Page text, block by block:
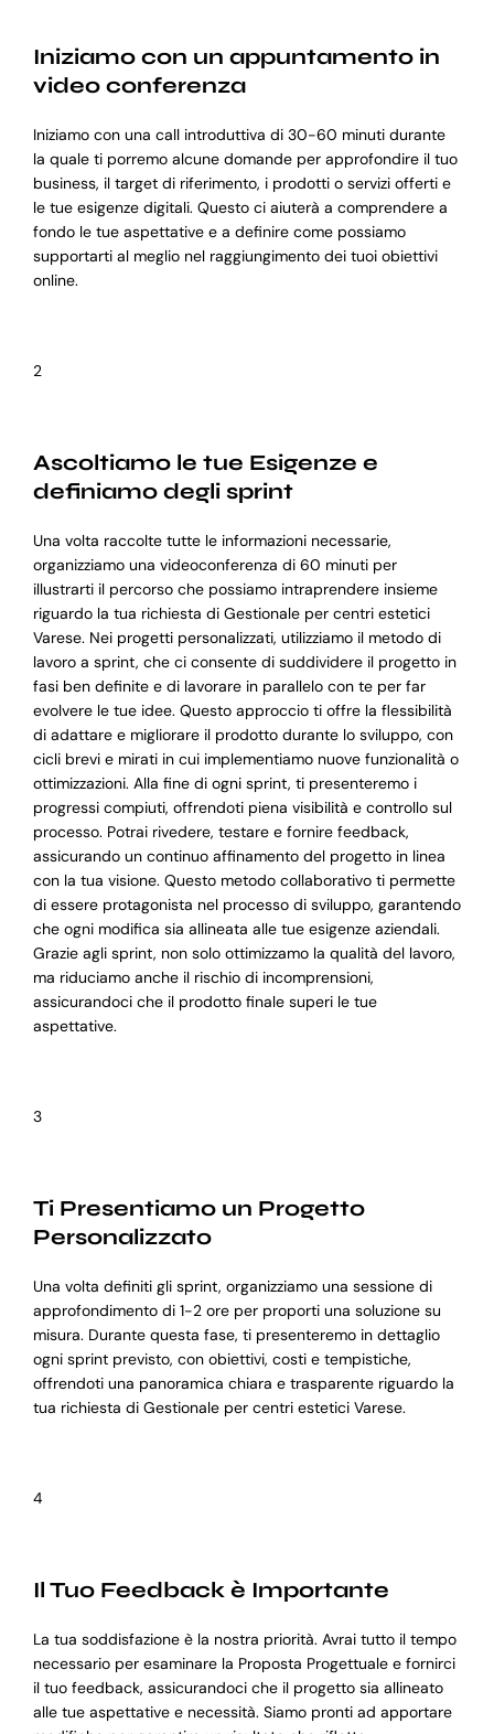
Iniziamo con un appuntamento in
video conferenza
Iniziamo con una call introduttiva di 30-60 minuti durante
la quale ti porremo alcune domande per approfondire il tuo
business, il target di riferimento, i prodotti o servizi offerti e
le tue esigenze digitali. Questo ci aiuterà a comprendere a
fondo le tue aspettative e a definire come possiamo
supportarti al meglio nel raggiungimento dei tuoi obiettivi
online.
2
Ascoltiamo le tue Esigenze e
definiamo degli sprint
Una volta raccolte tutte le informazioni necessarie,
organizziamo una videoconferenza di 60 minuti per
illustrarti il percorso che possiamo intraprendere insieme
riguardo la tua richiesta di Gestionale per centri estetici
Varese. Nei progetti personalizzati, utilizziamo il metodo di
lavoro a sprint, che ci consente di suddividere il progetto in
fasi ben definite e di lavorare in parallelo con te per far
evolvere le tue idee. Questo approccio ti offre la flessibilità
di adattare e migliorare il prodotto durante lo sviluppo, con
cicli brevi e mirati in cui implementiamo nuove funzionalità o
ottimizzazioni. Alla fine di ogni sprint, ti presenteremo i
progressi compiuti, offrendoti piena visibilità e controllo sul
processo. Potrai rivedere, testare e fornire feedback,
assicurando un continuo affinamento del progetto in linea
con la tua visione. Questo metodo collaborativo ti permette
di essere protagonista nel processo di sviluppo, garantendo
che ogni modifica sia allineata alle tue esigenze aziendali.
Grazie agli sprint, non solo ottimizzamo la qualità del lavoro,
ma riduciamo anche il rischio di incomprensioni,
assicurandoci che il prodotto finale superi le tue
aspettative.
3
Ti Presentiamo un Progetto
Personalizzato
Una volta definiti gli sprint, organizziamo una sessione di
approfondimento di 1-2 ore per proporti una soluzione su
misura. Durante questa fase, ti presenteremo in dettaglio
ogni sprint previsto, con obiettivi, costi e tempistiche,
offrendoti una panoramica chiara e trasparente riguardo la
tua richiesta di Gestionale per centri estetici Varese.
4
Il Tuo Feedback è Importante
La tua soddisfazione è la nostra priorità. Avrai tutto il tempo
necessario per esaminare la Proposta Progettuale e fornirci
il tuo feedback, assicurandoci che il progetto sia allineato
alle tue aspettative e necessità. Siamo pronti ad apportare